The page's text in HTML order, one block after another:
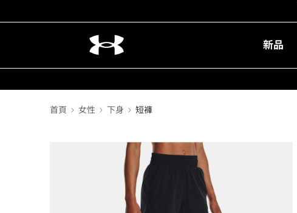
首頁 女性 下身 短褲
新品